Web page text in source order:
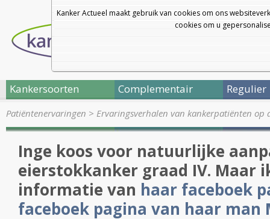
Kanker Actueel maakt gebruik van cookies om ons
cookies om u
Kankersoorten Complementair Regulier
Patiëntenervaringen > Ervaringsverhalen van kankerpatiënten op
Inge koos voor natuurlijke
eierstokkanker graad IV. Maar
informatie van haar faceboek
faceboek pagina van haar man